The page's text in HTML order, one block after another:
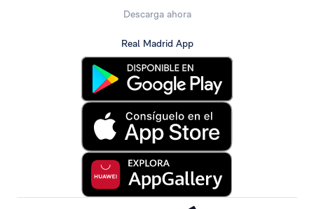
Descarga ahora
Real Madrid App